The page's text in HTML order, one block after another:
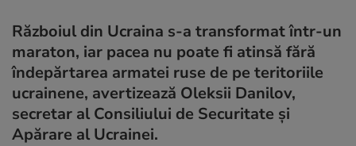
Războiul din Ucraina s-a transformat într-un
maraton, iar pacea nu poate fi atinsă fără
îndepărtarea armatei ruse de pe teritoriile
ucrainene, avertizează Oleksii Danilov,
secretar al Consiliului de Securitate și
Apărare al Ucrainei.